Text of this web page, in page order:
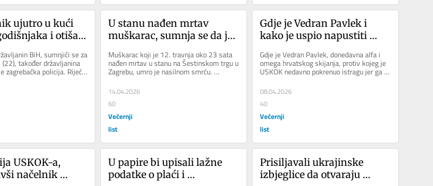
ujutro u kući
i otišao,
na ulici
sumnjivo
BiH, sumnjiči se za
također državljanina
zagrebačka policija. Riječ
U stanu nađen mrtav
muškarac, sumnja se da je
Muškarac koji je 12. travnja oko 23 sata
nađen mrtav u stanu na Šestinskom trgu u
Zagrebu, umro je nasilnom smrću.
Priopćila je to zagrebačka...
14.04.2026
60
Večernji
list
Gdje je Vedran Pavlek i
kako je uspio napustiti
Gdje je Vedran Pavlek, donedavna alfa i
omega hrvatskog skijanja, protiv kojeg je
USKOK nedavno pokrenuo istragu jer ga
se sumnjiči da je tijekom...
08.04.2026
40
Večernji
list
USKOK-a,
načelnik
U papire bi upisali lažne
podatke o plaći i
Prisiljavali ukrajinske
izbjeglice da otvaraju